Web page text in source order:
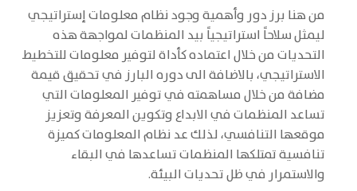
من هنا برز دور وأهمية وجود نظام معلومات إستراتيجي
ليمثل سلاحاً استراتيجياً بيد المنظمات لمواجهة هذه
التحديات من خلال اعتماده كأداة لتوفير معلومات للتخطيط
الاستراتيجي، بالاضافة الى دوره البارز في تحقيق قيمة
مضافة من خلال مساهمته في توفير المعلومات التي
تساعد المنظمات في الابداع وتكوين المعرفة وتعزيز
موقعها التنافسي، لذلك عد نظام المعلومات كميزة
تنافسية تمتلكها المنظمات تساعدها في البقاء
والاستمرار في ظل تحديات البيئة.